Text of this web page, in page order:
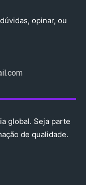
opinar, ou
global. Seja parte
de qualidade.